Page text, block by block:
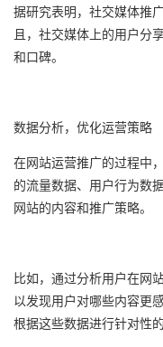
据研究表明，社交媒体推
且，社交媒体上的用户分
和口碑。
数据分析，优化运营策略
在网站运营推广的过程中
的流量数据、用户行为数
网站的内容和推广策略。
比如，通过分析用户在网
以发现用户对哪些内容更
根据这些数据进行针对性